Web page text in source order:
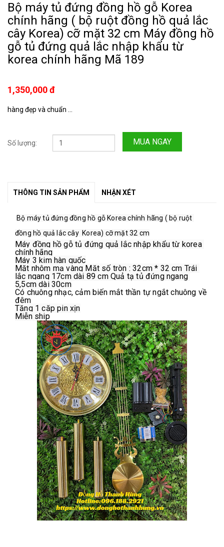
Bộ máy tủ đứng đồng hồ gỗ Korea
chính hãng ( bộ ruột đồng hồ quả lắc
cây Korea) cỡ mặt 32 cm Máy đồng hồ
gỗ tủ đứng quả lắc nhập khẩu từ
korea chính hãng Mã 189
1,350,000 đ
hàng đẹp và chuẩn ...
Số lượng: MUA NGAY
THÔNG TIN SẢN PHẨM NHẬN XÉT
Bộ máy tủ đứng đồng hồ gỗ Korea chính hãng ( bộ ruột
đồng hồ quả lắc cây  Korea) cỡ mặt 32 cm
Máy đồng hồ gỗ tủ đứng quả lắc nhập khẩu từ korea
chính hãng
Máy 3 kim hàn quốc
Mặt nhôm mạ vàng Mặt số tròn : 32cm * 32 cm Trái
lắc ngang 17cm dài 89 cm Quả tạ tủ đứng ngang
5,5cm dài 30cm
Có chuông nhạc, cảm biến mắt thần tự ngắt chuông về
đêm
Tặng 1 cặp pin xịn
Miễn ship